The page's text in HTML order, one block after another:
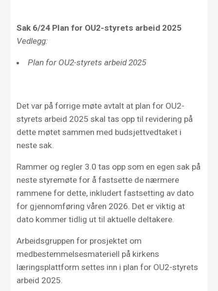
Sak 6/24 Plan for OU2-styrets arbeid 2025
Vedlegg:
Plan for OU2-styrets arbeid 2025
Det var på forrige møte avtalt at plan for OU2-
styrets arbeid 2025 skal tas opp til revidering på
dette møtet sammen med budsjettvedtaket i
neste sak.
Rammer og regler 3.0 tas opp som en egen sak på
neste styremøte for å fastsette de nærmere
rammene for dette, inkludert fastsetting av dato
for gjennomføring våren 2026. Det er viktig at
dato kommer tidlig ut til aktuelle deltakere.
Arbeidsgruppen for prosjektet om
medbestemmelsesmateriell på kirkens
læringsplattform settes inn i plan for OU2-styrets
arbeid 2025.